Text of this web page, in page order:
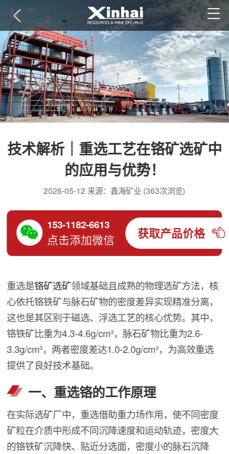
技术解析｜重选工艺在铬矿选矿中
的应用与优势！
2026-05-12 来源：鑫海矿业 (363次浏览)
153-1182-6613
点击添加微信 获取产品价格
重选是铬矿选矿领域基础且成熟的物理选矿方法，核
心依托铬铁矿与脉石矿物的密度差异实现精准分离，
这也是其区别于磁选、浮选工艺的核心优势。其中，
铬铁矿比重为4.3-4.6g/cm³，脉石矿物比重为2.6-
3.3g/cm³，两者密度差达1.0-2.0g/cm³，为高效重选
提供了良好技术基础。
一、重选铬的工作原理
在实际选矿厂中，重选借助重力场作用，使不同密度
矿粒在介质中形成不同沉降速度和运动轨迹，密度大
的铬铁矿沉降快、贴近分选面，密度小的脉石沉降